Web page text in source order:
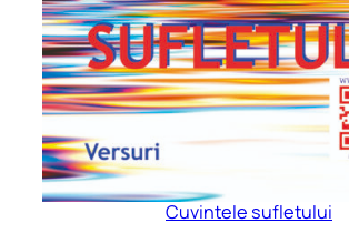
Cuvintele sufletului